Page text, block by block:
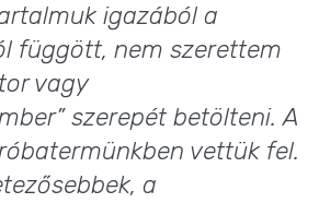
igazából a
függött, nem szerettem
vagy
szerepét betölteni. A
vettük fel.
a